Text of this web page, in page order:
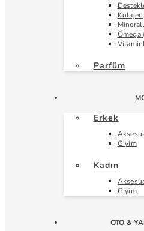
Kolajen
Omega
Parfüm
Erkek
Giyim
Kadın
Giyim
OTO &